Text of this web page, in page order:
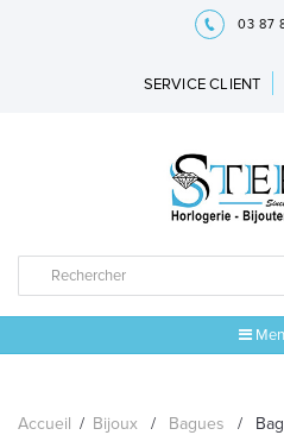
03 87
SERVICE CLIENT
Accueil / Bijoux / Bagues /